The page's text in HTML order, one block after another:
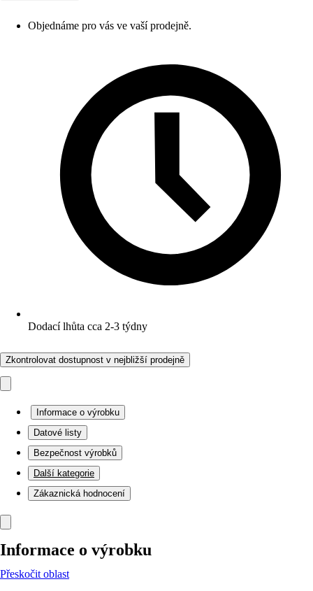
Objednáme pro vás ve vaší prodejně.
Dodací lhůta cca 2-3 týdny
Zkontrolovat dostupnost v nejbližší prodejně
Informace o výrobku
Datové listy
Bezpečnost výrobků
Další kategorie
Zákaznická hodnocení
Informace o výrobku
Přeskočit oblast